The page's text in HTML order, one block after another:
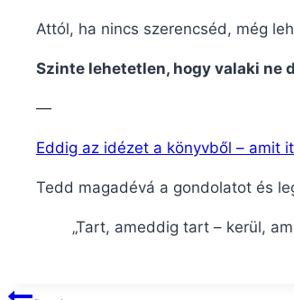
Attól, ha nincs szerencséd, még
Szinte lehetetlen, hogy valaki ne
—
Eddig az idézet a könyvből – amit
Tedd magadévá a gondolatot és
„Tart, ameddig tart – kerül,